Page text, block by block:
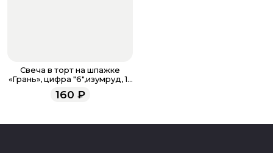
Свеча в торт на шпажке
«‎Грань», цифра "6",изумруд, 13
160 ₽